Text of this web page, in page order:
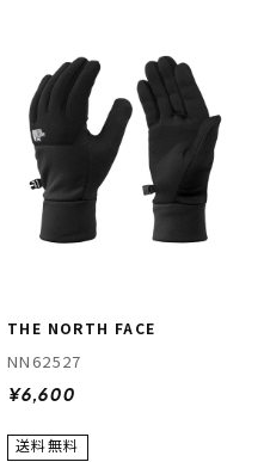
THE NORTH FACE
NN62527
¥6,600